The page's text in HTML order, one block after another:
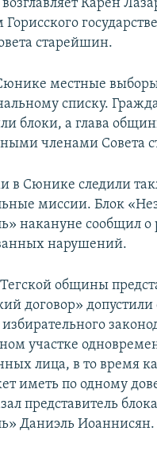
Карен
старейшин.
местные
списку.
блоки, а глава
членами Совета
в Сюнике следили
миссии. Блок
накануне сообщил о
нарушений.
Тегской общины
договор»
участке
лица, в то время
иметь по одному
представитель
Даниэль Иоаннисян.